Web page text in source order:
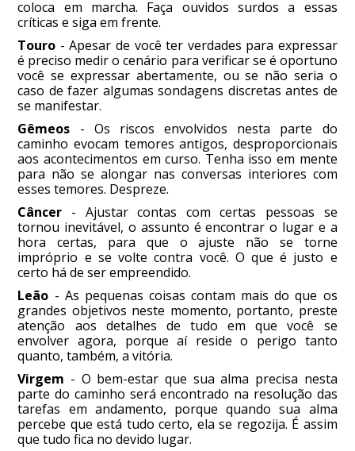
coloca em marcha. Faça ouvidos surdos a essas
críticas e siga em frente.
Touro - Apesar de você ter verdades para expressar
é preciso medir o cenário para verificar se é oportuno
você se expressar abertamente, ou se não seria o
caso de fazer algumas sondagens discretas antes de
se manifestar.
Gêmeos - Os riscos envolvidos nesta parte do
caminho evocam temores antigos, desproporcionais
aos acontecimentos em curso. Tenha isso em mente
para não se alongar nas conversas interiores com
esses temores. Despreze.
Câncer - Ajustar contas com certas pessoas se
tornou inevitável, o assunto é encontrar o lugar e a
hora certas, para que o ajuste não se torne
impróprio e se volte contra você. O que é justo e
certo há de ser empreendido.
Leão - As pequenas coisas contam mais do que os
grandes objetivos neste momento, portanto, preste
atenção aos detalhes de tudo em que você se
envolver agora, porque aí reside o perigo tanto
quanto, também, a vitória.
Virgem - O bem-estar que sua alma precisa nesta
parte do caminho será encontrado na resolução das
tarefas em andamento, porque quando sua alma
percebe que está tudo certo, ela se regozija. É assim
que tudo fica no devido lugar.